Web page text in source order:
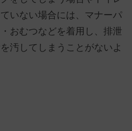
いない場合には、マナーパ
おむつなどを着用し、排泄
汚してしまうことがないよ